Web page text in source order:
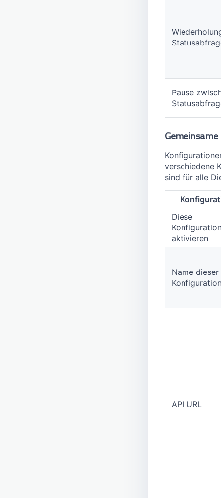
Pause
verschiedene
sind für alle
Diese
Konfiguration
aktivieren
Name dieser
Konfiguration
API URL